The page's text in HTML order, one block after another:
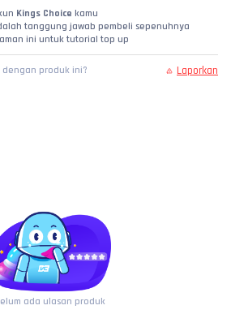
Kings Choice kamu
tanggung jawab pembeli sepenuhnya
ini untuk tutorial top up
dengan produk ini? Laporkan
ada ulasan produk